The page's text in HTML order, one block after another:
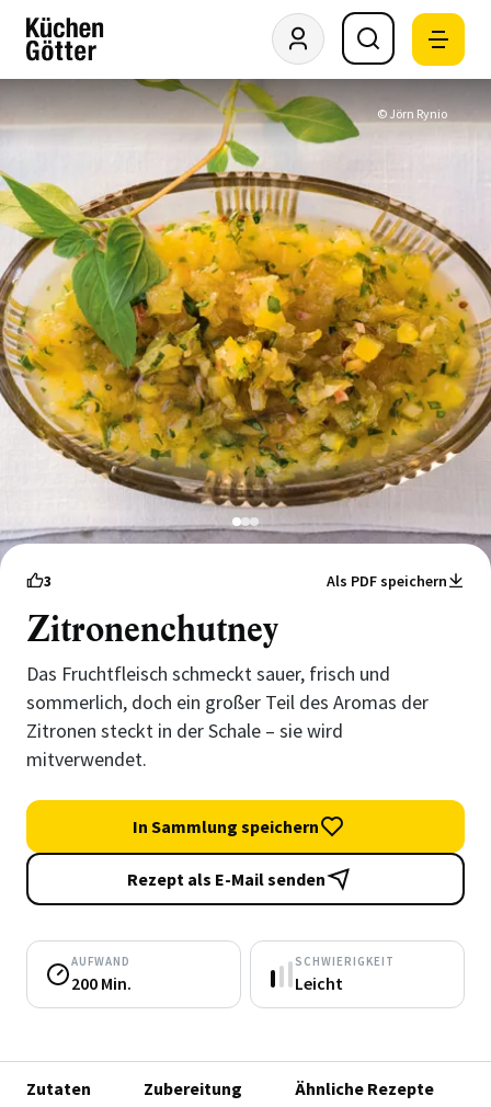
© Jörn Rynio
123
3 Als PDF speichern
Zitronenchutney
Das Fruchtfleisch schmeckt sauer, frisch und
sommerlich, doch ein großer Teil des Aromas der
Zitronen steckt in der Schale – sie wird
mitverwendet.
In Sammlung speichern
Rezept als E-Mail senden
AUFWAND
200 Min.
SCHWIERIGKEIT
Leicht
Zutaten Zubereitung Ähnliche Rezepte